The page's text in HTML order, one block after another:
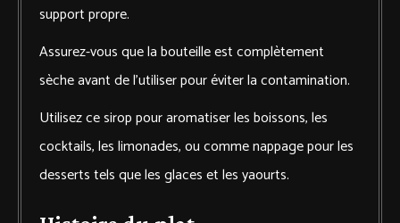
support propre.
Assurez-vous que la bouteille est complètement
sèche avant de l’utiliser pour éviter la contamination.
Utilisez ce sirop pour aromatiser les boissons, les
cocktails, les limonades, ou comme nappage pour les
desserts tels que les glaces et les yaourts.